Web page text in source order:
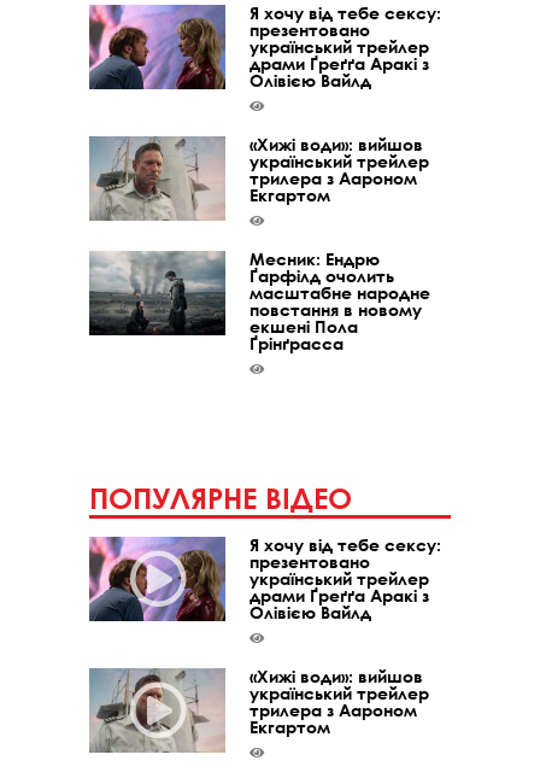
Я хочу від тебе сексу:
презентовано
український трейлер
драми Ґреґґа Аракі з
Олівією Вайлд
«Хижі води»: вийшов
український трейлер
трилера з Аароном
Екгартом
Месник: Ендрю
Ґарфілд очолить
масштабне народне
повстання в новому
екшені Пола
Ґрінґрасса
ПОПУЛЯРНЕ ВІДЕО
Я хочу від тебе сексу:
презентовано
український трейлер
драми Ґреґґа Аракі з
Олівією Вайлд
«Хижі води»: вийшов
український трейлер
трилера з Аароном
Екгартом